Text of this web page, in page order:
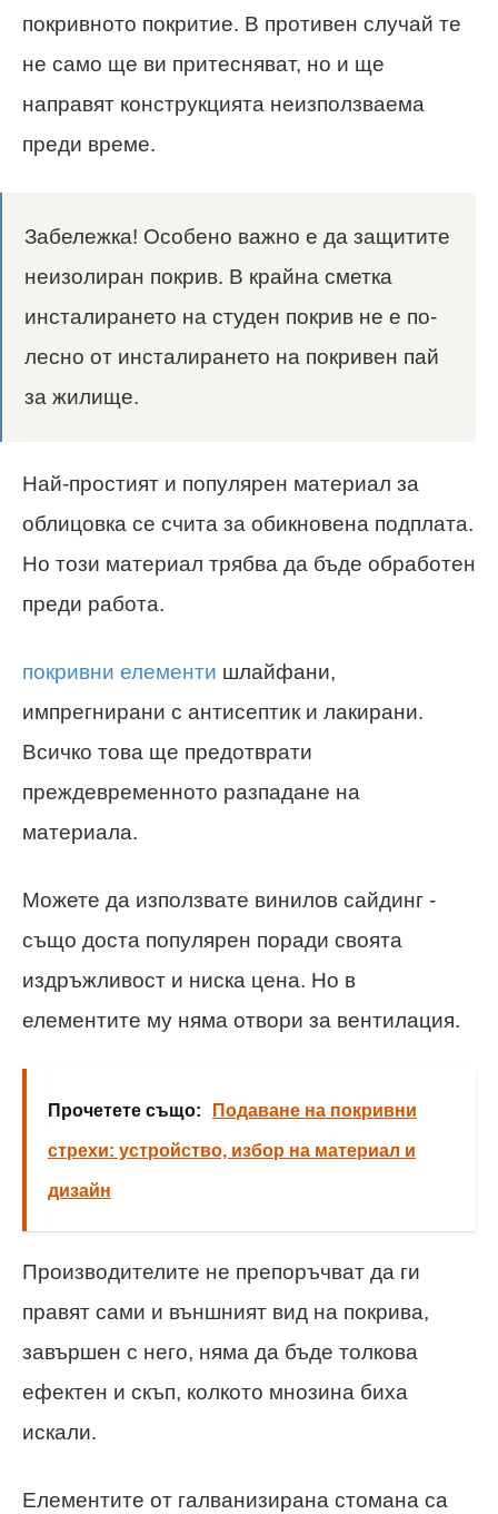
покривното покритие. В противен случай те
не само ще ви притесняват, но и ще
направят конструкцията неизползваема
преди време.
Забележка! Особено важно е да защитите
неизолиран покрив. В крайна сметка
инсталирането на студен покрив не е по-
лесно от инсталирането на покривен пай
за жилище.
Най-простият и популярен материал за
облицовка се счита за обикновена подплата.
Но този материал трябва да бъде обработен
преди работа.
покривни елементи шлайфани,
импрегнирани с антисептик и лакирани.
Всичко това ще предотврати
преждевременното разпадане на
материала.
Можете да използвате винилов сайдинг -
също доста популярен поради своята
издръжливост и ниска цена. Но в
елементите му няма отвори за вентилация.
Прочетете също: Подаване на покривни
стрехи: устройство, избор на материал и
дизайн
Производителите не препоръчват да ги
правят сами и външният вид на покрива,
завършен с него, няма да бъде толкова
ефектен и скъп, колкото мнозина биха
искали.
Елементите от галванизирана стомана са